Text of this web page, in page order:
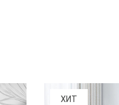
ХИТ